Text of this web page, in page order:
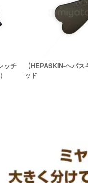
ッチ
【HEPASKIN-ヘパ
ッド